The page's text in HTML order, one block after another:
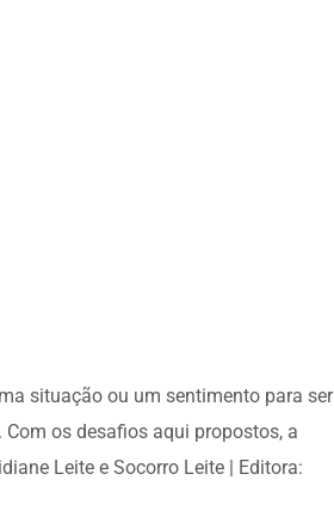
situação ou um sentimento para ser
os desafios aqui propostos, a
Leite e Socorro Leite | Editora: